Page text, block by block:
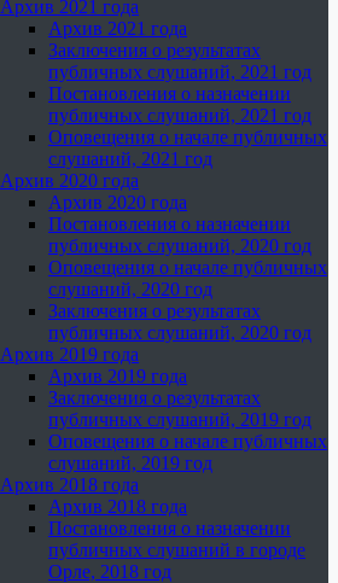
Архив 2021 года
Архив 2021 года
Заключения о результатах
публичных слушаний, 2021 год
Постановления о назначении
публичных слушаний, 2021 год
Оповещения о начале публичных
слушаний, 2021 год
Архив 2020 года
Архив 2020 года
Постановления о назначении
публичных слушаний, 2020 год
Оповещения о начале публичных
слушаний, 2020 год
Заключения о результатах
публичных слушаний, 2020 год
Архив 2019 года
Архив 2019 года
Заключения о результатах
публичных слушаний, 2019 год
Оповещения о начале публичных
слушаний, 2019 год
Архив 2018 года
Архив 2018 года
Постановления о назначении
публичных слушаний в городе
Орле, 2018 год